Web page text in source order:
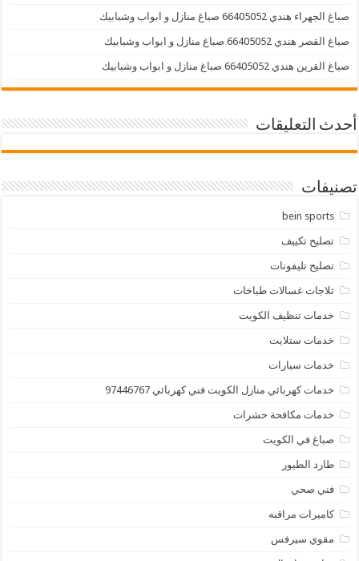
صباغ الجهراء هندي 66405052 صباغ منازل و ابواب وشبابيك
صباغ القصر هندي 66405052 صباغ منازل و ابواب وشبابيك
صباغ القرين هندي 66405052 صباغ منازل و ابواب وشبابيك
أحدث التعليقات
تصنيفات
bein sports
تصليح تكييف
تصليح تليفونات
ثلاجات غسالات طباخات
خدمات تنظيف الكويت
خدمات ستلايت
خدمات سيارات
خدمات كهربائي منازل الكويت فني كهربائي 97446767
خدمات مكافحة حشرات
صباغ في الكويت
طارد الطيور
فني صحي
كاميرات مراقبه
مقوي سيرفس